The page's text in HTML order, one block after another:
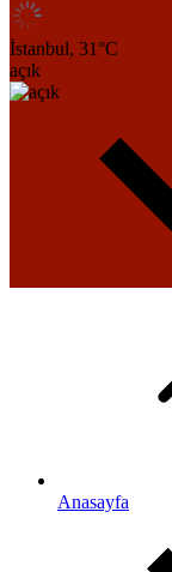
İstanbul, 31 °C
açık
Anasayfa